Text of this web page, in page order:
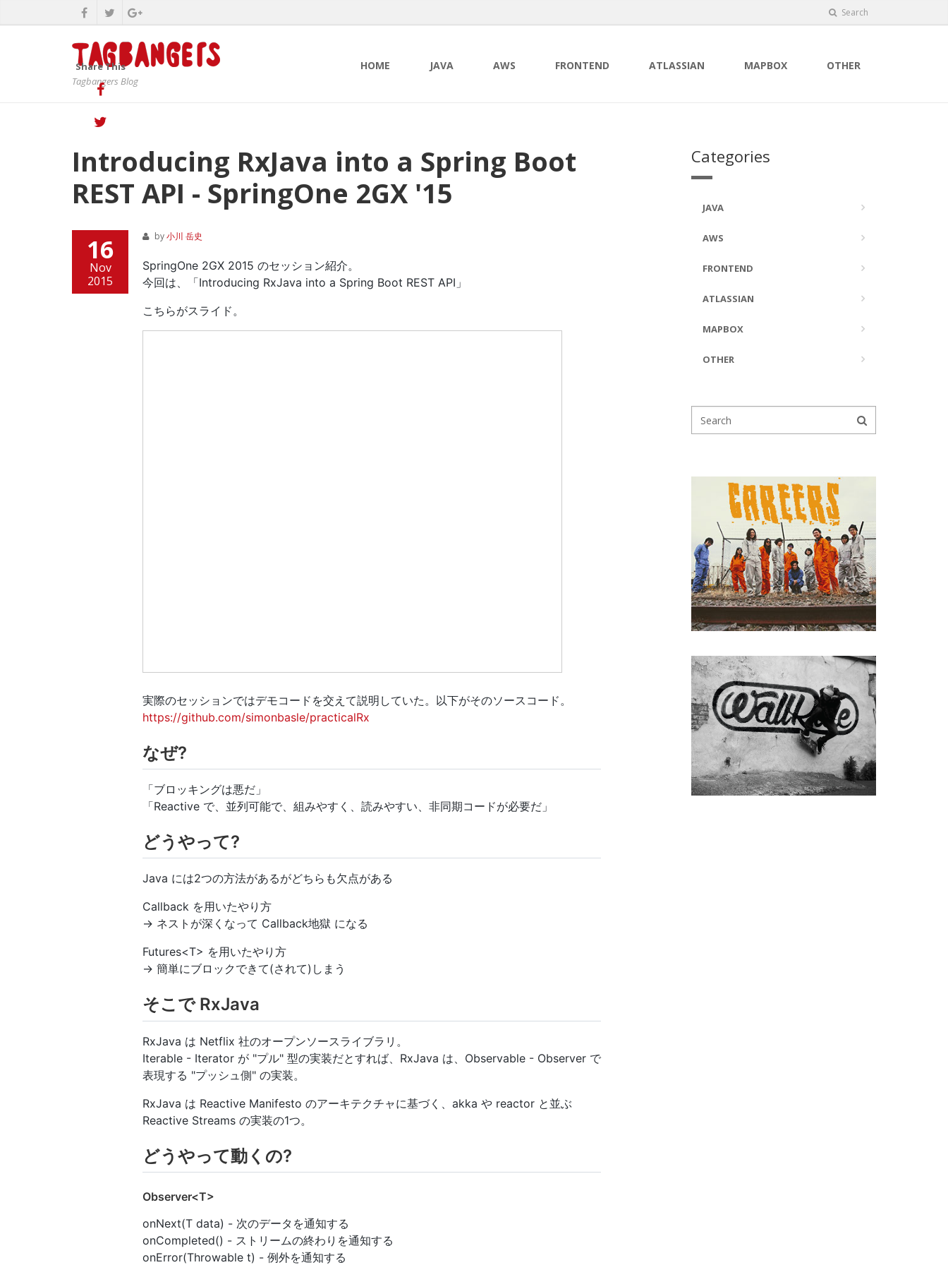
Search
Tagbangers Blog
HOME JAVA AWS FRONTEND ATLASSIAN MAPBOX OTHER
Introducing RxJava into a Spring Boot
REST API - SpringOne 2GX '15
16
Nov
2015
Share This
by小川 岳史
SpringOne 2GX 2015 のセッション紹介。
今回は、「Introducing RxJava into a Spring Boot REST API」
こちらがスライド。
実際のセッションではデモコードを交えて説明していた。以下がそのソースコード。
https://github.com/simonbasle/practicalRx
なぜ?
「ブロッキングは悪だ 」
「Reactive で、並列可能で、 組みやすく、読みやすい、非同期コードが必要だ」
どうやって?
Java には2つの方法があるがどちらも欠点がある
Callback を用いたやり方
→ ネストが深くなって Callback地獄 になる
Futures<T> を用いたやり方
→ 簡単にブロックできて(されて)しまう
そこで RxJava
RxJava は Netflix 社のオープンソースライブラリ。
Iterable - Iterator が "プル" 型の実装だとすれば、RxJava は、Observable - Observer で
表現する "プッシュ側" の実装。
RxJava は Reactive Manifesto のアーキテクチャに基づく、akka や reactor と並ぶ
Reactive Streams の実装の1つ。
どうやって動くの?
Observer<T>
onNext(T data) - 次のデータを通知する
onCompleted() - ストリームの終わりを通知する
onError(Throwable t) - 例外を通知する
Categories
JAVA
AWS
FRONTEND
ATLASSIAN
MAPBOX
OTHER